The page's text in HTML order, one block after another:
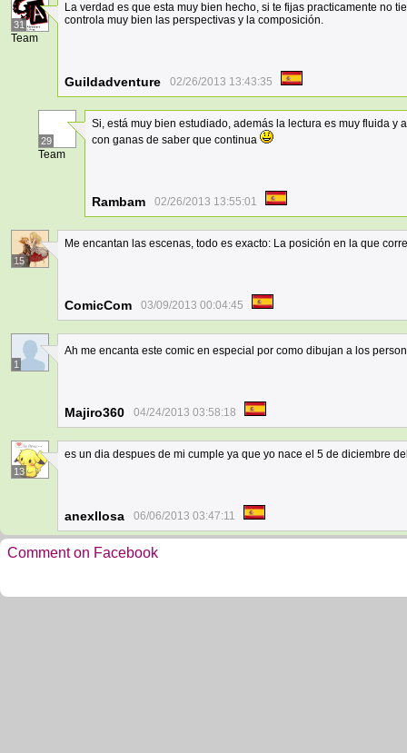
31
Team
La verdad es que esta muy bien hecho, si te fijas practicamente no
controla muy bien las perspectivas y la composición.
Guildadventure 02/26/2013 13:43:35
29
Team
Si, está muy bien estudiado, además la lectura es muy fluida
con ganas de saber que continua
Rambam 02/26/2013 13:55:01
15
Me encantan las escenas, todo es exacto: La posición en la que
ComicCom 03/09/2013 00:04:45
1
Ah me encanta este comic en especial por como dibujan a los
Majiro360 04/24/2013 03:58:18
13
es un dia despues de mi cumple ya que yo nace el 5 de diciembre
anexllosa 06/06/2013 03:47:11
Comment on Facebook